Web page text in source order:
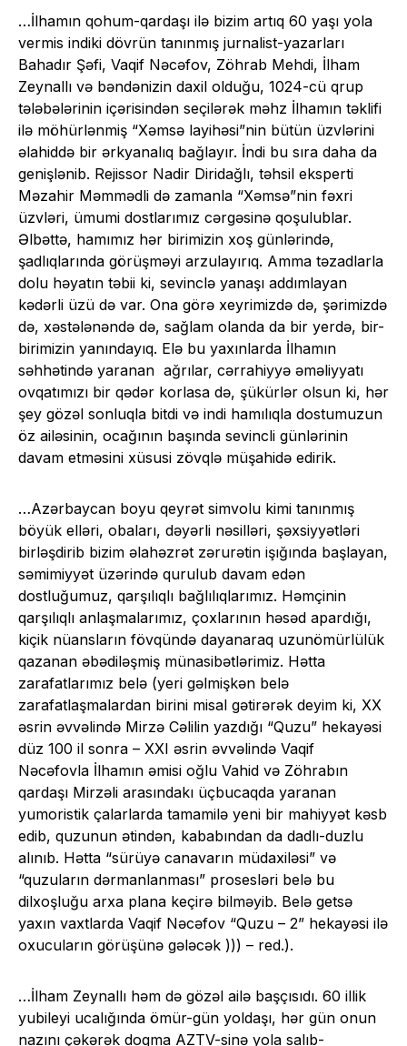
…İlhamın qohum-qardaşı ilə bizim artıq 60 yaşı yola
vermis indiki dövrün tanınmış jurnalist-yazarları
Bahadır Şəfi, Vaqif Nəcəfov, Zöhrab Mehdi, İlham
Zeynallı və bəndənizin daxil olduğu, 1024-cü qrup
tələbələrinin içərisindən seçilərək məhz İlhamın təklifi
ilə möhürlənmiş “Xəmsə layihəsi”nin bütün üzvlərini
əlahiddə bir ərkyanalıq bağlayır. İndi bu sıra daha da
genişlənib. Rejissor Nadir Diridağlı, təhsil eksperti
Məzahir Məmmədli də zamanla “Xəmsə”nin fəxri
üzvləri, ümumi dostlarımız cərgəsinə qoşulublar.
Əlbəttə, hamımız hər birimizin xoş günlərində,
şadlıqlarında görüşməyi arzulayırıq. Amma təzadlarla
dolu həyatın təbii ki, sevinclə yanaşı addımlayan
kədərli üzü də var. Ona görə xeyrimizdə də, şərimizdə
də, xəstələnəndə də, sağlam olanda da bir yerdə, bir-
birimizin yanındayıq. Elə bu yaxınlarda İlhamın
səhhətində yaranan ağrılar, cərrahiyyə əməliyyatı
ovqatımızı bir qədər korlasa də, şükürlər olsun ki, hər
şey gözəl sonluqla bitdi və indi hamılıqla dostumuzun
öz ailəsinin, ocağının başında sevincli günlərinin
davam etməsini xüsusi zövqlə müşahidə edirik.
…Azərbaycan boyu qeyrət simvolu kimi tanınmış
böyük elləri, obaları, dəyərli nəsilləri, şəxsiyyətləri
birləşdirib bizim əlahəzrət zərurətin işığında başlayan,
səmimiyyət üzərində qurulub davam edən
dostluğumuz, qarşılıqlı bağlılıqlarımız. Həmçinin
qarşılıqlı anlaşmalarımız, çoxlarının həsəd apardığı,
kiçik nüansların fövqündə dayanaraq uzunömürlülük
qazanan əbədiləşmiş münasibətlərimiz. Hətta
zarafatlarımız belə (yeri gəlmişkən belə
zarafatlaşmalardan birini misal gətirərək deyim ki, XX
əsrin əvvəlində Mirzə Cəlilin yazdığı “Quzu” hekayəsi
düz 100 il sonra – XXI əsrin əvvəlində Vaqif
Nəcəfovla İlhamın əmisi oğlu Vahid və Zöhrabın
qardaşı Mirzəli arasındakı üçbucaqda yaranan
yumoristik çalarlarda tamamilə yeni bir mahiyyət kəsb
edib, quzunun ətindən, kababından da dadlı-duzlu
alınıb. Hətta “sürüyə canavarın müdaxiləsi” və
“quzuların dərmanlanması” prosesləri belə bu
dilxoşluğu arxa plana keçirə bilməyib. Belə getsə
yaxın vaxtlarda Vaqif Nəcəfov “Quzu – 2” hekayəsi ilə
oxucuların görüşünə gələcək ))) – red.).
…İlham Zeynallı həm də gözəl ailə başçısıdı. 60 illik
yubileyi ucalığında ömür-gün yoldaşı, hər gün onun
nazını çəkərək dogma AZTV-sinə yola salıb-